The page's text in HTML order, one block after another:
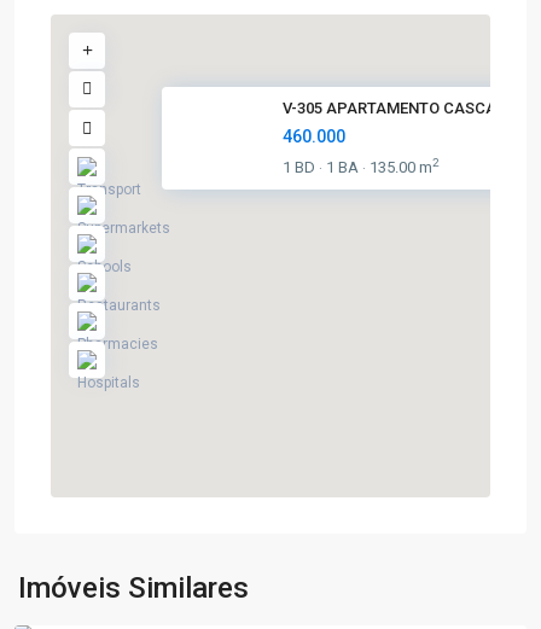
V-305 APARTAMENTO CASCATINHA
460.000
1 BD · 1 BA · 135.00 m2
Imóveis Similares
de
Caldas